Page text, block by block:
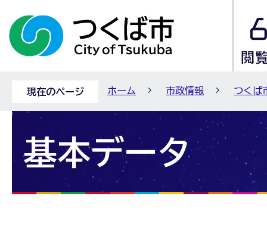
現在のページ ホーム 市政情報 つくば
基本データ